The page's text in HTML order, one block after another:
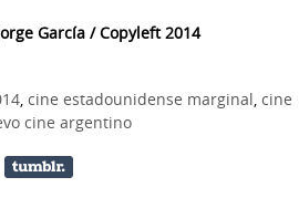
García / Copyleft 2014
cine estadounidense marginal cine
cine argentino